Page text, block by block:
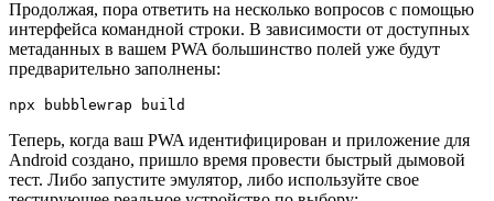
Продолжая, пора ответить на несколько вопросов с помощью
интерфейса командной строки. В зависимости от доступных
метаданных в вашем PWA большинство полей уже будут
Теперь, когда ваш PWA идентифицирован и приложение для